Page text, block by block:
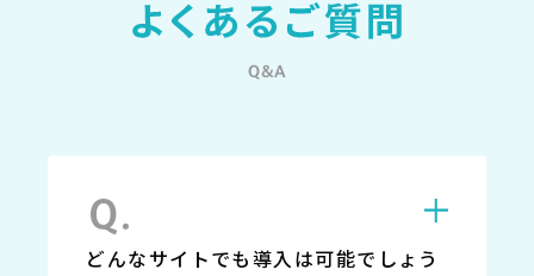
どんなサイトでも導入は可能でしょう